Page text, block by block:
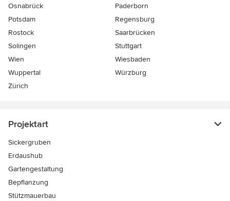
Osnabrück
Paderborn
Potsdam
Regensburg
Rostock
Saarbrücken
Solingen
Stuttgart
Wien
Wiesbaden
Wuppertal
Würzburg
Zürich
Projektart
Sickergruben
Erdaushub
Gartengestaltung
Bepflanzung
Stützmauerbau